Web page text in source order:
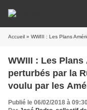
Accueil » WWIII : Les Plans Américains sont encore perturbés
WWIII : Les
perturbés par la
voulu par les
taillé en pièces
Publié le 06/02/2018 à